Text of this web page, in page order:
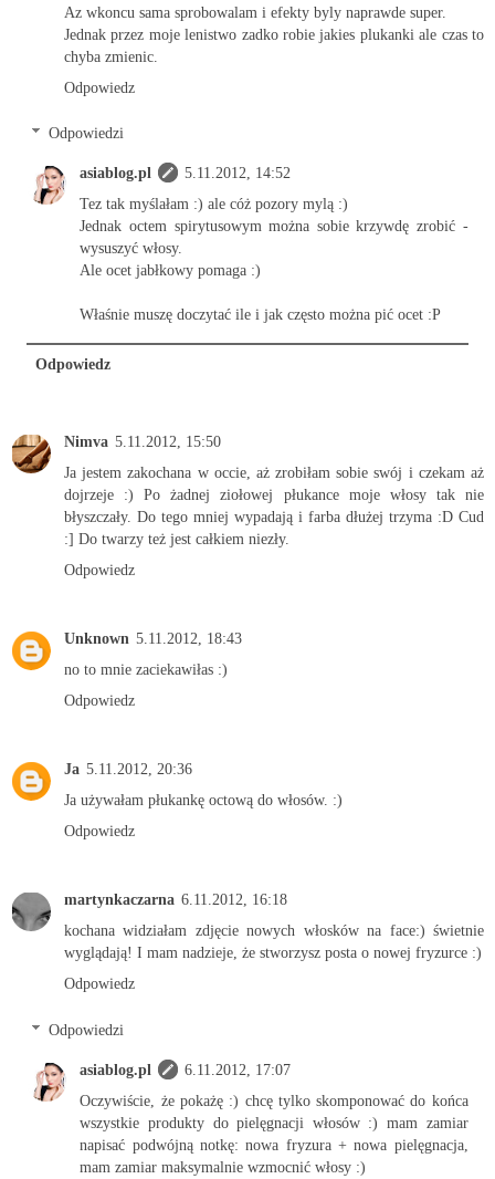
Az wkoncu sama sprobowalam i efekty byly naprawde super.
Jednak przez moje lenistwo zadko robie jakies plukanki ale czas to
chyba zmienic.
Odpowiedz
Odpowiedzi
asiablog.pl
5.11.2012, 14:52
Tez tak myślałam :) ale cóż pozory mylą :)
Jednak octem spirytusowym można sobie krzywdę zrobić -
wysuszyć włosy.
Ale ocet jabłkowy pomaga :)
Właśnie muszę doczytać ile i jak często można pić ocet :P
Odpowiedz
Nimva 5.11.2012, 15:50
Ja jestem zakochana w occie, aż zrobiłam sobie swój i czekam aż
dojrzeje :) Po żadnej ziołowej płukance moje włosy tak nie
błyszczały. Do tego mniej wypadają i farba dłużej trzyma :D Cud
:] Do twarzy też jest całkiem niezły.
Odpowiedz
Unknown 5.11.2012, 18:43
no to mnie zaciekawiłas :)
Odpowiedz
Ja 5.11.2012, 20:36
Ja używałam płukankę octową do włosów. :)
Odpowiedz
martynkaczarna 6.11.2012, 16:18
kochana widziałam zdjęcie nowych włosków na face:) świetnie
wyglądają! I mam nadzieje, że stworzysz posta o nowej fryzurce :)
Odpowiedz
Odpowiedzi
asiablog.pl
6.11.2012, 17:07
Oczywiście, że pokażę :) chcę tylko skomponować do końca
wszystkie produkty do pielęgnacji włosów :) mam zamiar
napisać podwójną notkę: nowa fryzura + nowa pielęgnacja,
mam zamiar maksymalnie wzmocnić włosy :)